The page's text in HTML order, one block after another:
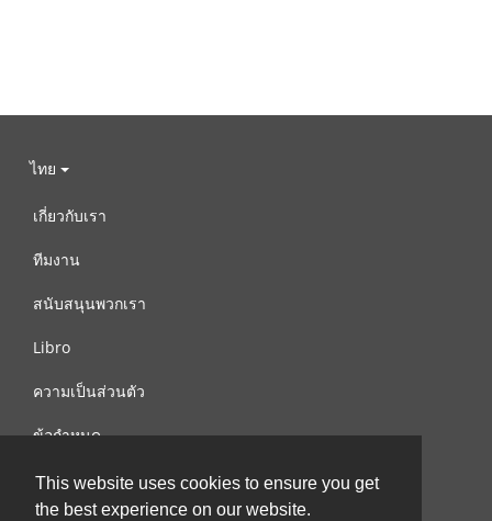
This website uses cookies to ensure you get
the best experience on our website.
ไทย
เกี่ยวกับเรา
ทีมงาน
สนับสนุนพวกเรา
Libro
ความเป็นส่วนตัว
ข้อกำหนด
ติดต่อเรา